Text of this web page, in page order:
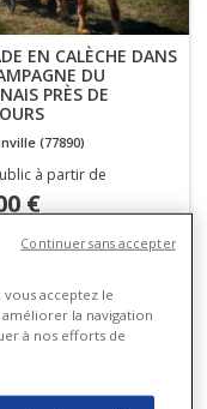
EN CALÈCHE DANS
DU
PRÈS DE
(77890)
à partir de
€
Jusqu'à -15%
vous acceptez le
la navigation
à nos efforts de
Continuer sans accepter